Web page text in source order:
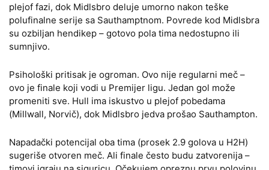
plejof fazi, dok Midlsbro deluje umorno nakon teške
polufinalne serije sa Sauthamptnom. Povrede kod Midlsbra
su ozbiljan hendikep – gotovo pola tima nedostupno ili
sumnjivo.
Psihološki pritisak je ogroman. Ovo nije regularni meč –
ovo je finale koji vodi u Premijer ligu. Jedan gol može
promeniti sve. Hull ima iskustvo u plejof pobedama
(Millwall, Norvič), dok Midlsbro jedva prošao Sauthampton.
Napadački potencijal oba tima (prosek 2.9 golova u H2H)
sugeriše otvoren meč. Ali finale često budu zatvorenija –